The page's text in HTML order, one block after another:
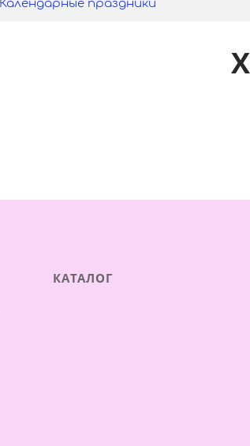
Календарные праздники
КАТАЛОГ